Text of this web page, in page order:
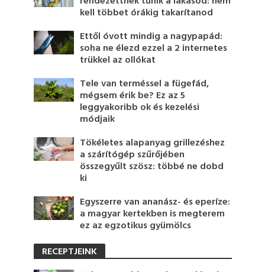
kell többet órákig takarítanod
Ettől óvott mindig a nagypapád:
soha ne élezd ezzel a 2 internetes
trükkel az ollókat
Tele van terméssel a fügefád,
mégsem érik be? Ez az 5
leggyakoribb ok és kezelési
módjaik
Tökéletes alapanyag grillezéshez
a szárítógép szűrőjében
összegyűlt szösz: többé ne dobd
ki
Egyszerre van ananász- és eperíze:
a magyar kertekben is megterem
ez az egzotikus gyümölcs
RECEPTJEINK